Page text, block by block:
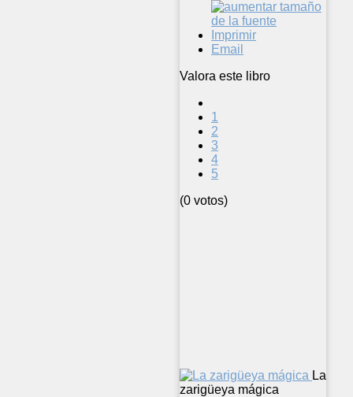
Imprimir
Email
Valora este libro
1
2
3
4
5
(0 votos)
La
zarigüeya mágica